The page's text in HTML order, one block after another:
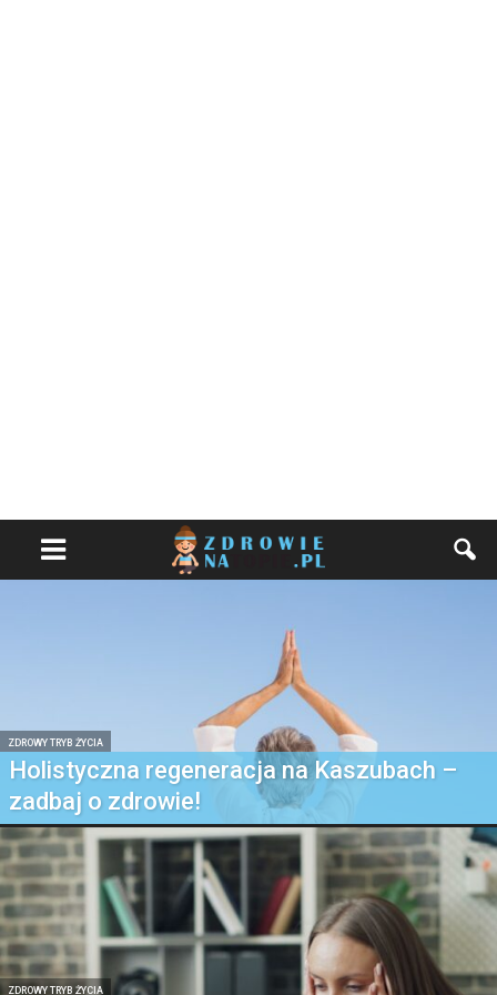
ZDROWY TRYB ŻYCIA
Holistyczna regeneracja na Kaszubach –
zadbaj o zdrowie!
ZDROWY TRYB ŻYCIA